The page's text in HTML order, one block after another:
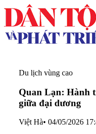
Du lịch vùng cao
Quan Lạn: Hành
giữa đại dương
Việt Hà• 04/05/2026